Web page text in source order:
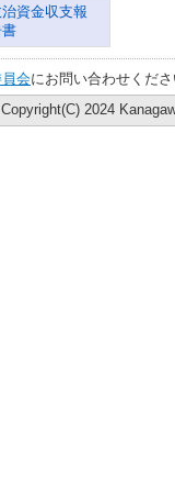
資金収支報
会にお問い合わせくだ
Copyright(C) 2024